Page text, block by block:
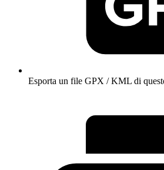
Esporta un file GPX / KML di